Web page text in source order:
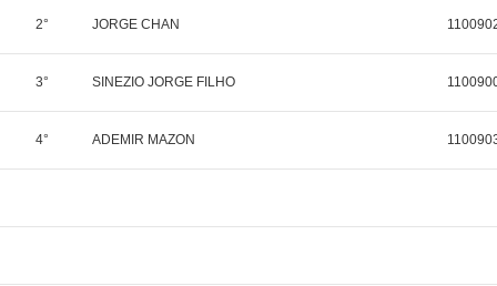
2° JORGE CHAN
3° SINEZIO JORGE FILHO
4° ADEMIR MAZON